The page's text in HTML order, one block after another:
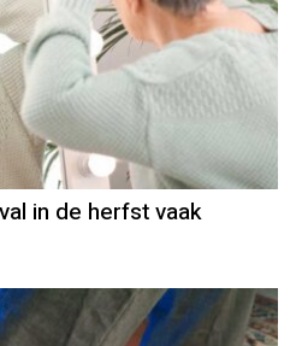
in de herfst vaak